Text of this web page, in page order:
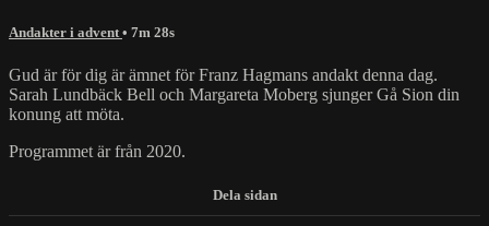
Andakter i advent • 7m 28s
Gud är för dig är ämnet för Franz Hagmans andakt denna dag.
Sarah Lundbäck Bell och Margareta Moberg sjunger Gå Sion din
konung att möta.
Programmet är från 2020.